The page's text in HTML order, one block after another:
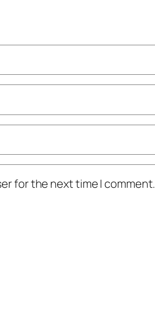
for the next time I comment.